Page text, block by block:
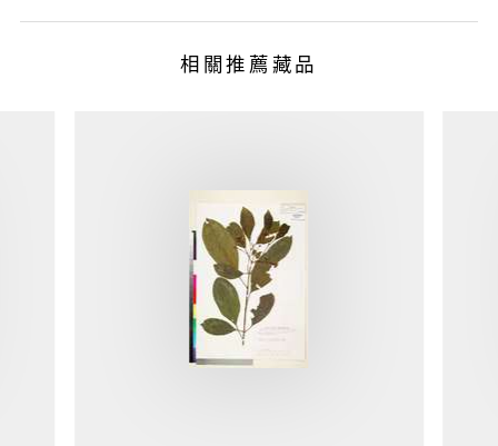
相關推薦藏品